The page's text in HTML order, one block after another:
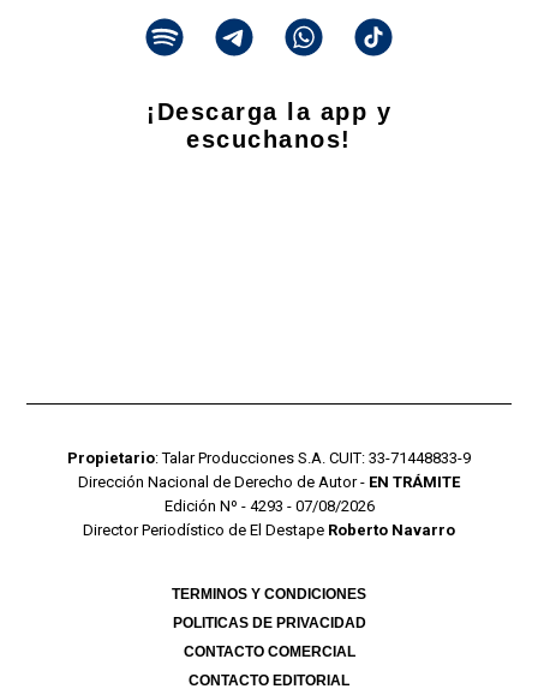
¡Descarga la app y
escuchanos!
Propietario: Talar Producciones S.A. CUIT: 33-71448833-9
Dirección Nacional de Derecho de Autor - EN TRÁMITE
Edición Nº - 4293 - 07/08/2026
Director Periodístico de El Destape Roberto Navarro
TERMINOS Y CONDICIONES
POLITICAS DE PRIVACIDAD
CONTACTO COMERCIAL
CONTACTO EDITORIAL